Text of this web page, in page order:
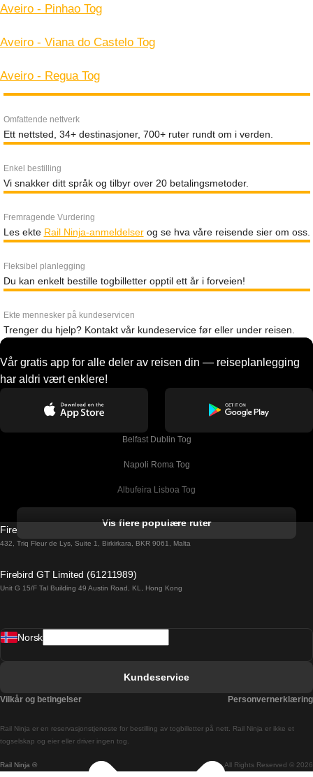
Aveiro - Pinhao Tog
Aveiro - Viana do Castelo Tog
Aveiro - Regua Tog
Omfattende nettverk
Ett nettsted, 34+ destinasjoner, 700+ ruter rundt om i verden.
Enkel bestilling
Vi snakker ditt språk og tilbyr over 20 betalingsmetoder.
Fremragende Vurdering
Les ekte Rail Ninja-anmeldelserog se hva våre reisende sier om oss.
Fleksibel planlegging
Du kan enkelt bestille togbilletter opptil ett år i forveien!
Ekte mennesker på kundeservicen
Trenger du hjelp? Kontakt vår kundeservice før eller under reisen.
Vår gratis app for alle deler av reisen din — reiseplanlegging
har aldri vært enklere!
Belfast Dublin Tog
Napoli Roma Tog
Albufeira Lisboa Tog
Barcelona Madrid Tog
Barcelona Sevilla Tog
Budapest Prague Tog
Vis flere populære ruter
Firebird GT Limited (OC 1451)
432, Triq Fleur de Lys, Suite 1, Birkirkara, BKR 9061, Malta
Firebird GT Limited (61211989)
Unit G 15/F Tal Building 49 Austin Road, KL, Hong Kong
Rail Ninja ® All Rights Reserved © 2026
Rail Ninja er en reservasjons­tjeneste for bestilling av togbilletter på nett. Rail Ninja er ikke et
togselskap og eier eller driver ingen tog.
Norsk
Kundeservice
Vilkår og betingelser Personvernerklæring